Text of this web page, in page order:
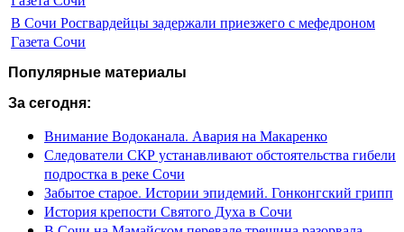
В Сочи Росгвардейцы задержали приезжего с мефедроном
Газета Сочи
Популярные материалы
За сегодня:
Внимание Водоканала. Авария на Макаренко
Следователи СКР устанавливают обстоятельства гибели
подростка в реке Сочи
Забытое старое. Истории эпидемий. Гонконгский грипп
История крепости Святого Духа в Сочи